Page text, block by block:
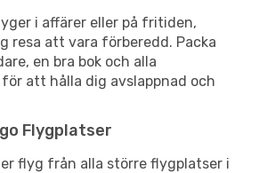
i affärer eller på fritiden,
resa att vara förberedd. Packa
en bra bok och alla
att hålla dig avslappnad och
Flygplatser
flyg från alla större flygplatser i